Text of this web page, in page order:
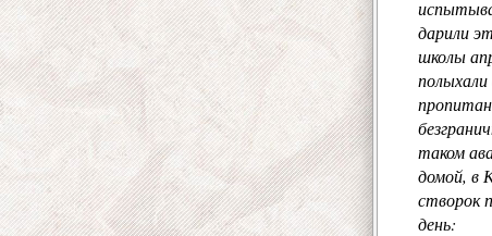
дарили
школы
таком
домой, в
створок
день: